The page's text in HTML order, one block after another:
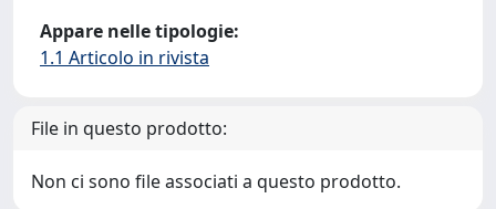
Appare nelle tipologie:
1.1 Articolo in rivista
File in questo prodotto:
Non ci sono file associati a questo prodotto.